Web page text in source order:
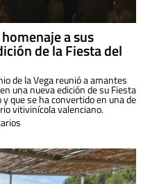
a sus
de la Fiesta del
de la Vega reunió a amantes
una nueva edición de su Fiesta
y que se ha convertido en una de
vitivinícola valenciano.